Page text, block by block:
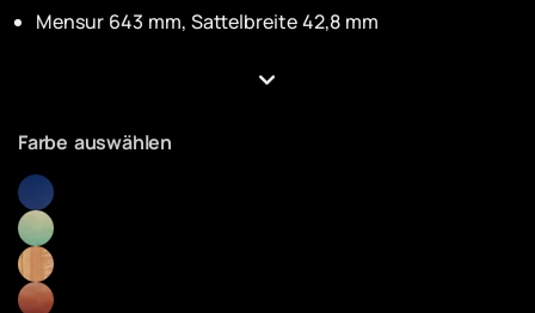
Mensur 643 mm, Sattelbreite 42,8 mm
Farbe auswählen